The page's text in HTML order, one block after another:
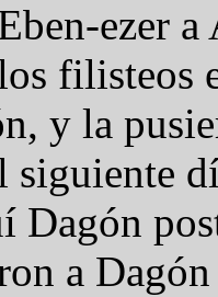
ezer
filisteos
y la
siguiente
Dagón
a